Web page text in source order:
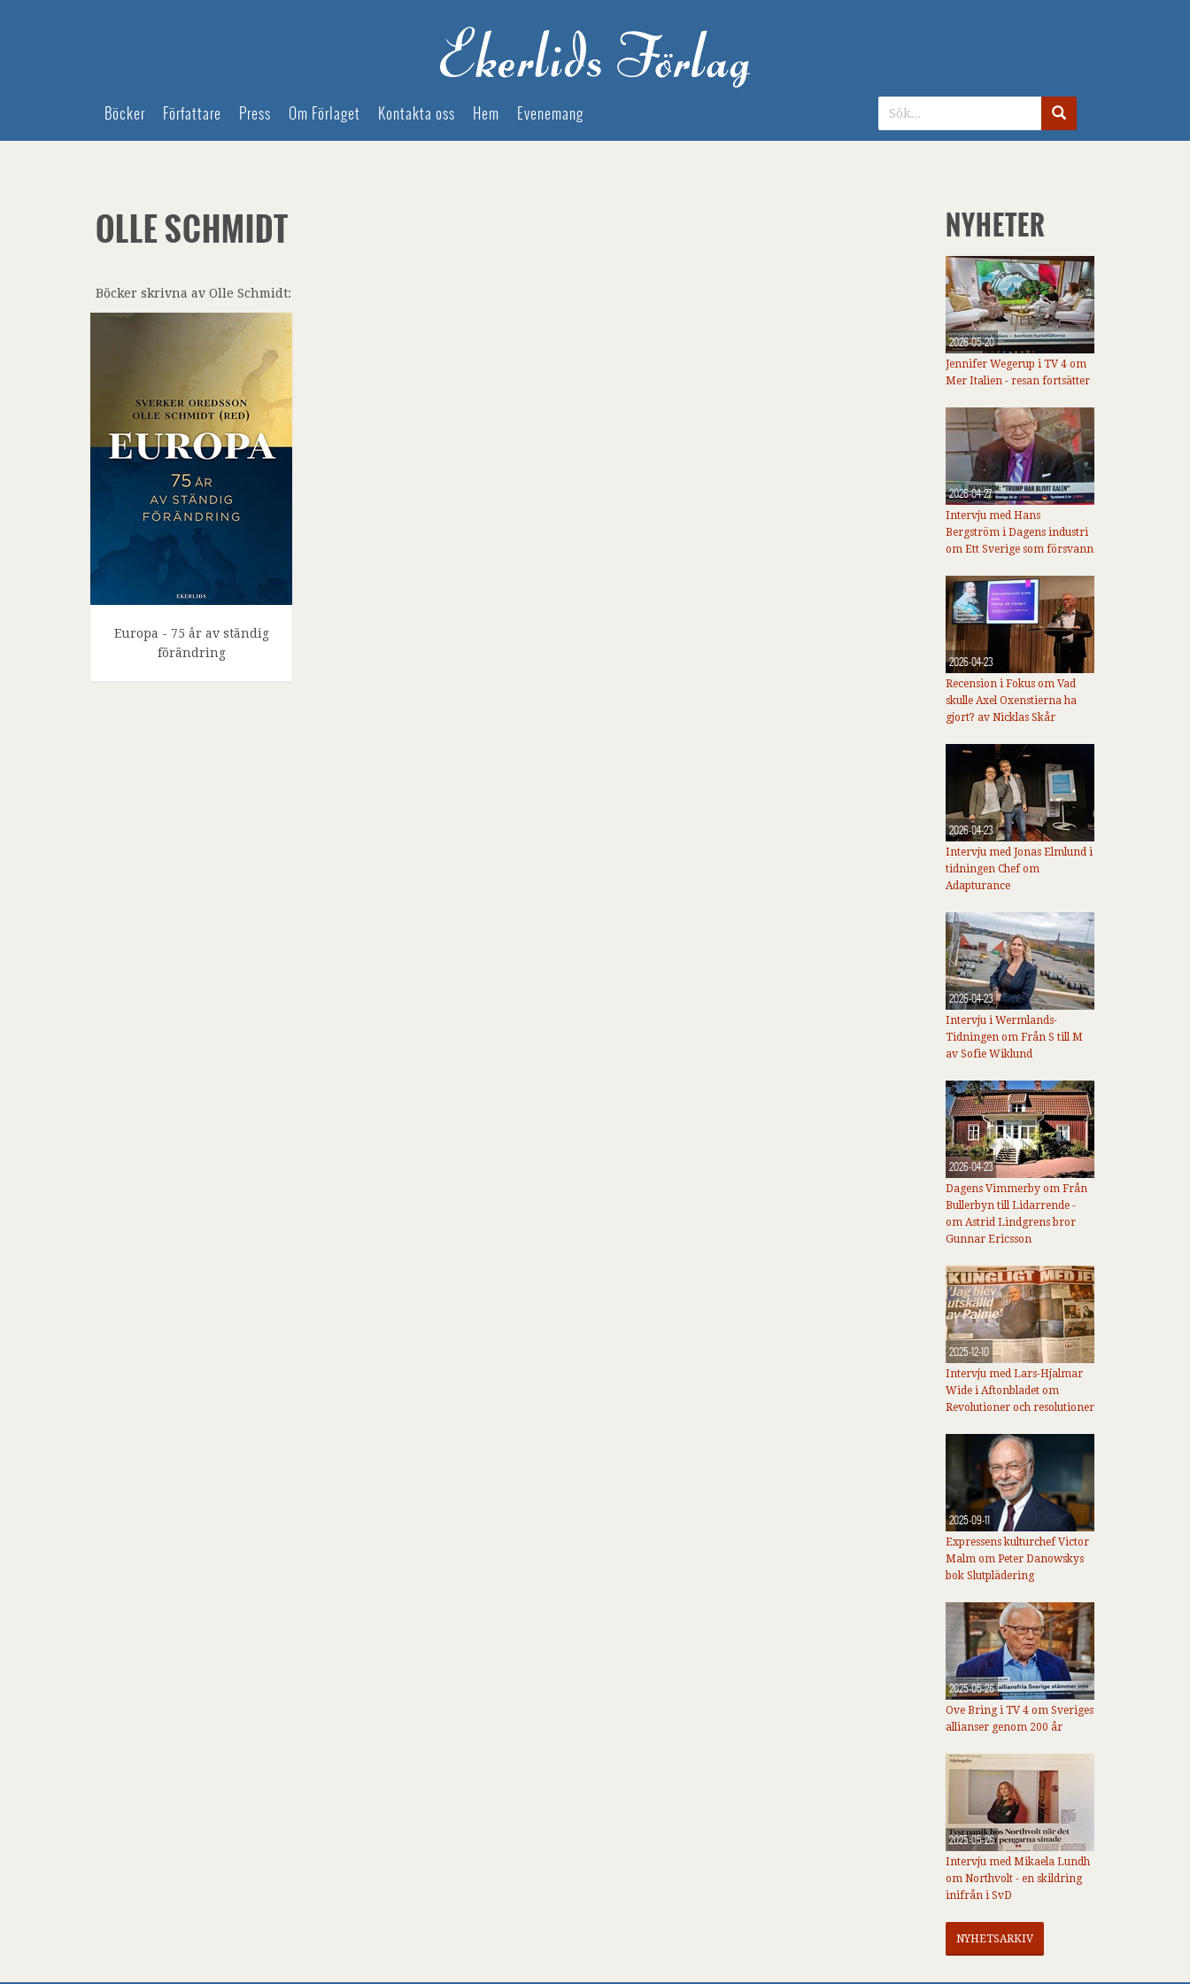
Böcker Författare Press Om Förlaget Kontakta oss Hem Evenemang
OLLE SCHMIDT
Böcker skrivna av Olle Schmidt:
Europa - 75 år av ständig
förändring
NYHETER
2026-05-20
Jennifer Wegerup i TV 4 om
Mer Italien - resan fortsätter
2026-04-27
Intervju med Hans
Bergström i Dagens industri
om Ett Sverige som försvann
2026-04-23
Recension i Fokus om Vad
skulle Axel Oxenstierna ha
gjort? av Nicklas Skår
2026-04-23
Intervju med Jonas Elmlund i
tidningen Chef om
Adapturance
2026-04-23
Intervju i Wermlands-
Tidningen om Från S till M
av Sofie Wiklund
2026-04-23
Dagens Vimmerby om Från
Bullerbyn till Lidarrende -
om Astrid Lindgrens bror
Gunnar Ericsson
2025-12-10
Intervju med Lars-Hjalmar
Wide i Aftonbladet om
Revolutioner och resolutioner
2025-09-11
Expressens kulturchef Victor
Malm om Peter Danowskys
bok Slutplädering
2025-05-26
Ove Bring i TV 4 om Sveriges
allianser genom 200 år
2025-05-26
Intervju med Mikaela Lundh
om Northvolt - en skildring
inifrån i SvD
NYHETSARKIV